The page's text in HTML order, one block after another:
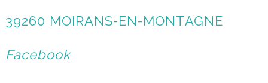
39260 MOIRANS-EN-MONTAGNE
Facebook